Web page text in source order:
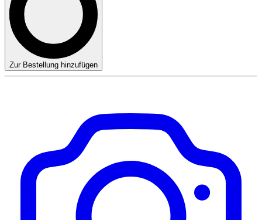
Zur Bestellung hinzufügen